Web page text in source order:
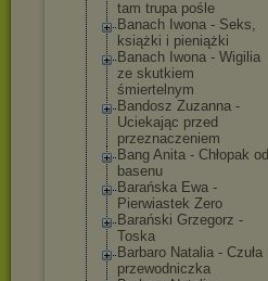
tam trupa pośle
Banach Iwona - Seks,
książki i pieniążki
Banach Iwona - Wigilia
ze skutkiem
śmiertelnym
Bandosz Zuzanna -
Uciekając przed
przeznaczeniem
Bang Anita - Chłopak od
basenu
Barańska Ewa -
Pierwiastek Zero
Barański Grzegorz -
Toska
Barbaro Natalia - Czuła
przewodniczka